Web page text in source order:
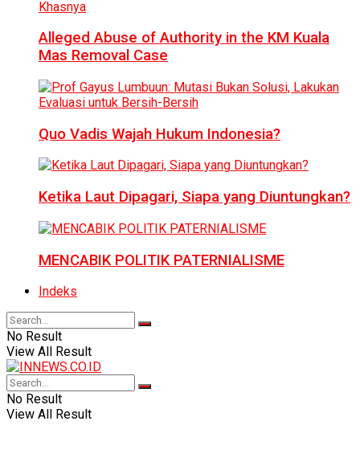
Alleged Abuse of Authority in the KM Kuala
Mas Removal Case
Quo Vadis Wajah Hukum Indonesia?
Ketika Laut Dipagari, Siapa yang Diuntungkan?
MENCABIK POLITIK PATERNIALISME
Indeks
No Result
View All Result
No Result
View All Result